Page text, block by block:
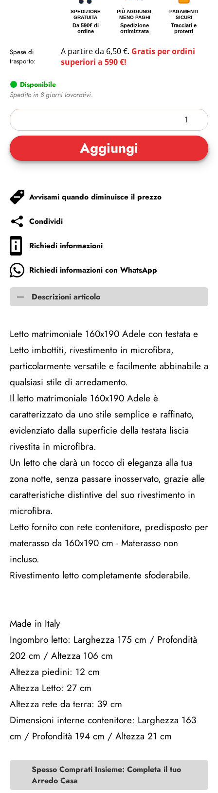
SPEDIZIONE
GRATUITA
Da 590€ di
ordine
PIÙ AGGIUNGI,
MENO PAGHI
Spedizione
ottimizzata
PAGAMENTI
SICURI
Tracciati e
protetti
Spese di
trasporto:
A partire da 6,50 €. Gratis per ordini
superiori a 590 €!
Disponibile
Spedito in 8 giorni lavorativi.
Avvisami quando diminuisce il prezzo
Condividi
Richiedi informazioni
Richiedi informazioni con WhatsApp
Descrizioni articolo
Letto matrimoniale 160x190 Adele con testata e
Letto imbottiti, rivestimento in microfibra,
particolarmente versatile e facilmente abbinabile a
qualsiasi stile di arredamento.
Il letto matrimoniale 160x190 Adele è
caratterizzato da uno stile semplice e raffinato,
evidenziato dalla superficie della testata liscia
rivestita in microfibra.
Un letto che darà un tocco di eleganza alla tua
zona notte, senza passare inosservato, grazie alle
caratteristiche distintive del suo rivestimento in
microfibra.
Letto fornito con rete contenitore, predisposto per
materasso da 160x190 cm - Materasso non
incluso.
Rivestimento letto completamente sfoderabile.
Made in Italy
Ingombro letto: Larghezza 175 cm / Profondità
202 cm / Altezza 106 cm
Altezza piedini: 12 cm
Altezza Letto: 27 cm
Altezza rete da terra: 39 cm
Dimensioni interne contenitore: Larghezza 163
cm / Profondità 194 cm / Altezza 21 cm
Spesso Comprati Insieme: Completa il tuo
Arredo Casa